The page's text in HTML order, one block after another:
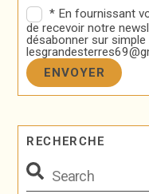
* En fournissant
de recevoir notre
désabonner sur
RECHERCHE